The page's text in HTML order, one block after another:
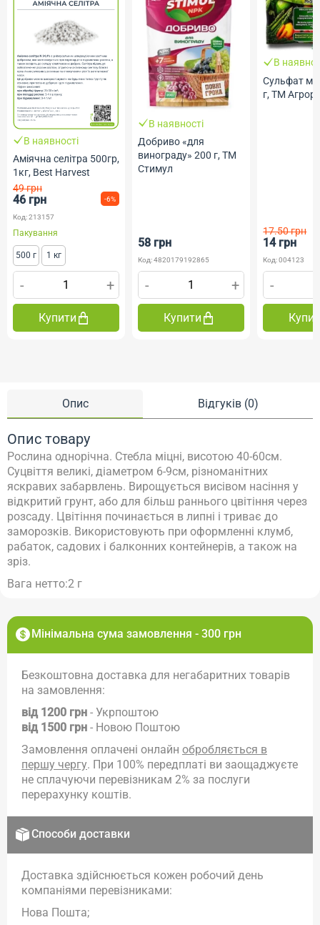
Мінімальна сума замовлення - 300 грн
Безкоштовна доставка для негабаритних товарів
на замовлення:
від 1200 грн - Укрпоштою
від 1500 грн - Новою Поштою
Замовлення оплачені онлайн обробляється в
першу чергу. При 100% передплаті ви заощаджуєте
не сплачуючи перевізникам 2% за послуги
перерахунку коштів.
Способи доставки
Доставка здійснюється кожен робочий день
компаніями перевізниками:
Нова Пошта;
Опис Відгуків (0)
Опис товару
Рослина однорічна. Стебла міцні, висотою 40-60см.
Суцвіття великі, діаметром 6-9см, різноманітних
яскравих забарвлень. Вирощується висівом насіння у
відкритий грунт, або для більш раннього цвітіння через
розсаду. Цвітіння починається в липні і триває до
заморозків. Використовують при оформленні клумб,
рабаток, садових і балконних контейнерів, а також на
зріз.
Вага нетто:2 г
В наявності
Аміячна селітра 500гр,
1кг, Best Harvest
49 грн
46 грн -6%
Код: 213157
Пакування
500 г 1 кг
- +
Купити
В наявності
Добриво «для
винограду» 200 г, ТМ
Стимул
58 грн
Код: 4820179192865
- +
Купити
В
Сульфат
г, ТМ
17.50 грн
14 грн
Код: 004123
-